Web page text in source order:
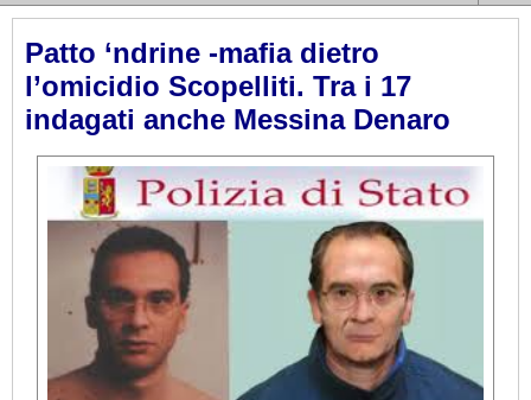
Patto ‘ndrine -mafia dietro
l’omicidio Scopelliti. Tra i 17
indagati anche Messina Denaro